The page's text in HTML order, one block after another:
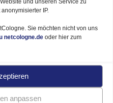
IP.
Sie möchten nicht von uns
netcologne.de oder hier zum
anpassen
Telefon Tarif am besten
an unserer
eines NetSpeed
Internet telefonisch